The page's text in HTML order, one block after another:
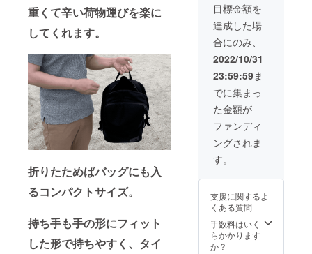
重くて辛い荷物運びを楽に
してくれます。
折りたためばバッグにも入
るコンパクトサイズ。
持ち手も手の形にフィット
した形で持ちやすく、タイ
使用部
材の供
給状
況、製
造工程
上の都
合等に
より出
荷時期
が遅れ
る場合
があり
ます。
目標金額を
達成した場
合にのみ、
2022/10/31
23:59:59ま
でに集まっ
た金額が
ファンディ
ングされま
す。
支援に関するよ
くある質問
手数料はいく
らかかります
か？